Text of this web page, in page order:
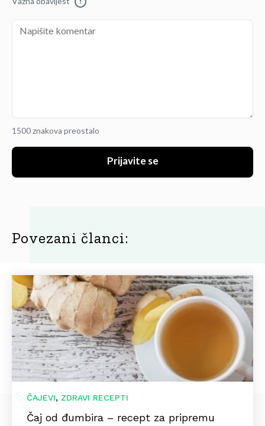
1500 znakova preostalo
Prijavite se
Povezani članci:
ČAJEVI, ZDRAVI RECEPTI
Čaj od đumbira – recept za pripremu